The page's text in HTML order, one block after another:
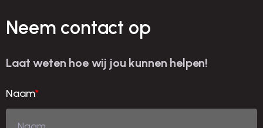
Neem contact op
Laat weten hoe wij jou kunnen helpen!
Naam*